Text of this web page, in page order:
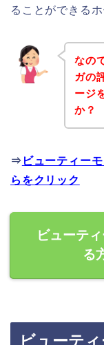
ることができる
なの
ガの
ージ
か？
⇒ ビューティー
らをクリック
ビューテ
る
ビューテ